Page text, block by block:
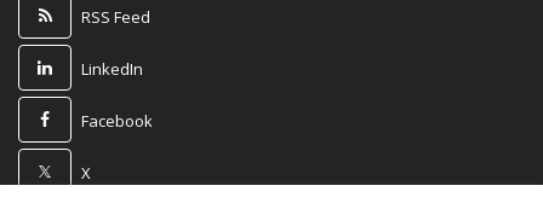
RSS Feed
LinkedIn
Facebook
X